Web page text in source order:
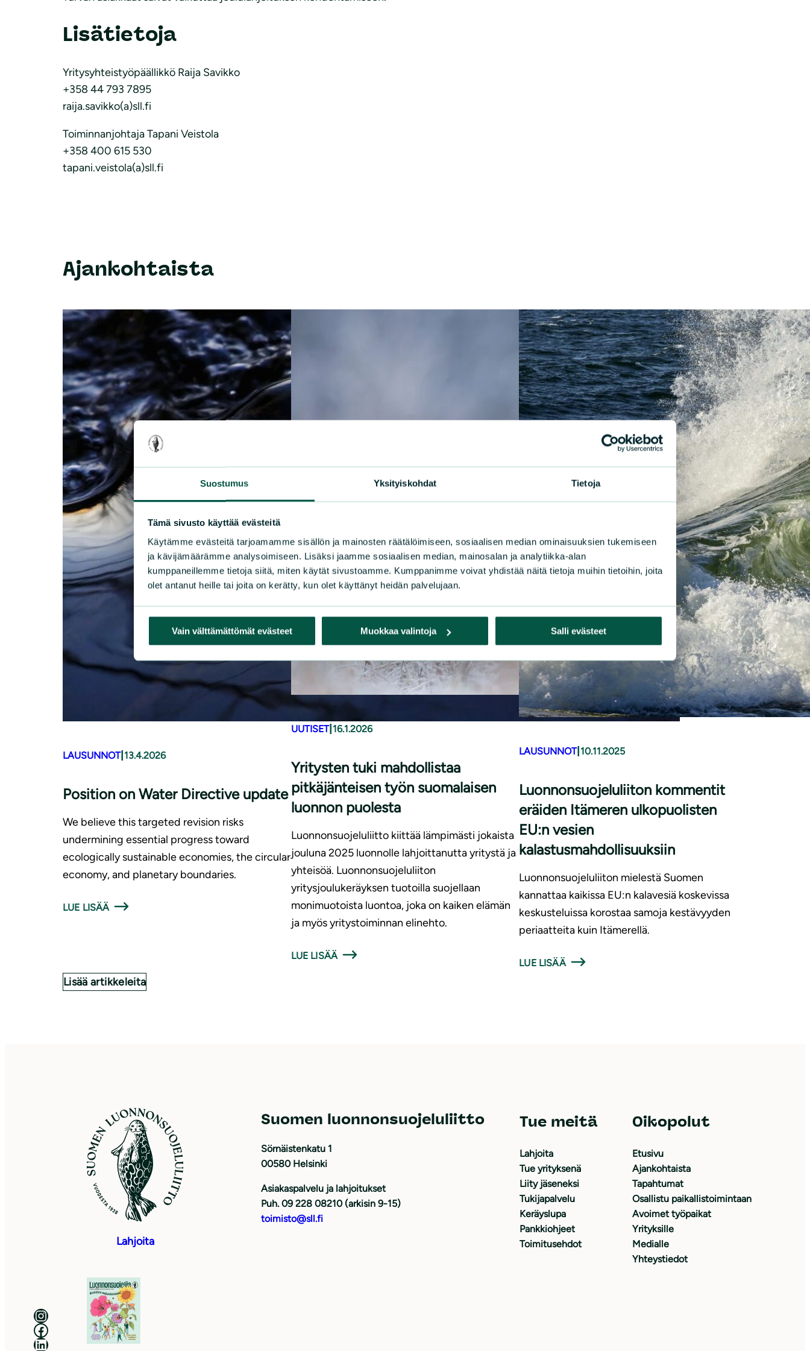
Suostumus Yksityiskohdat Tietoja
Tämä sivusto käyttää evästeitä
Käytämme evästeitä tarjoamamme sisällön ja mainosten räätälöimiseen, sosiaalisen median ominaisuuksien tukemiseen
ja kävijämäärämme analysoimiseen. Lisäksi jaamme sosiaalisen median, mainosalan ja analytiikka-alan
kumppaneillemme tietoja siitä, miten käytät sivustoamme. Kumppanimme voivat yhdistää näitä tietoja muihin tietoihin, joita
olet antanut heille tai joita on kerätty, kun olet käyttänyt heidän palvelujaan.
Vain välttämättömät evästeet Muokkaa valintoja Salli evästeet
Lisätietoja
Yritysyhteistyöpäällikkö Raija Savikko
+358 44 793 7895
raija.savikko(a)sll.fi
Toiminnanjohtaja Tapani Veistola
+358 400 615 530
tapani.veistola(a)sll.fi
Ajankohtaista
LAUSUNNOT| 13.4.2026
Position on Water Directive update
We believe this targeted revision risks
undermining essential progress toward
ecologically sustainable economies, the circular
economy, and planetary boundaries.
LUE LISÄÄ
UUTISET| 16.1.2026
Yritysten tuki mahdollistaa
pitkäjänteisen työn suomalaisen
luonnon puolesta
Luonnonsuojeluliitto kiittää lämpimästi jokaista
jouluna 2025 luonnolle lahjoittanutta yritystä ja
yhteisöä. Luonnonsuojeluliiton
yritysjoulukeräyksen tuotoilla suojellaan
monimuotoista luontoa, joka on kaiken elämän
ja myös yritystoiminnan elinehto.
LUE LISÄÄ
LAUSUNNOT| 10.11.2025
Luonnonsuojeluliiton kommentit
eräiden Itämeren ulkopuolisten
EU:n vesien
kalastusmahdollisuuksiin
Luonnonsuojeluliiton mielestä Suomen
kannattaa kaikissa EU:n kalavesiä koskevissa
keskusteluissa korostaa samoja kestävyyden
periaatteita kuin Itämerellä.
LUE LISÄÄ
Lisää artikkeleita
Lahjoita
Suomen luonnonsuojeluliitto
Sörnäistenkatu 1
00580 Helsinki
Asiakaspalvelu ja lahjoitukset
Puh. 09 228 08210 (arkisin 9-15)
toimisto@sll.fi
Tue meitä
Lahjoita
Tue yrityksenä
Liity jäseneksi
Tukijapalvelu
Keräyslupa
Pankkiohjeet
Toimitusehdot
Oikopolut
Etusivu
Ajankohtaista
Tapahtumat
Osallistu paikallistoimintaan
Avoimet työpaikat
Yrityksille
Medialle
Yhteystiedot
Luonnonsuojeluliitto Instagramissa
Luonnonsuojeluliitto Facebookissa
Luonnonsuojeluliitto LinkedInissä